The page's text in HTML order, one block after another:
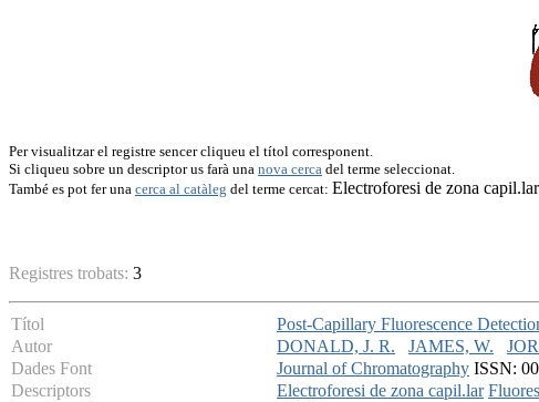
Per visualitzar el registre sencer cliqueu el títol corresponent.
Si cliqueu sobre un descriptor us farà una nova cerca del terme seleccionat.
També es pot fer una cerca al catàleg del terme cercat: Electroforesi de zona capil.lar
Registres trobats: 3
Títol
Post-Capillary Fluorescence
Autor
DONALD, J. R. JAMES, W.
Dades Font
Journal of Chromatography ISSN:
Descriptors
Electroforesi de zona capil.lar